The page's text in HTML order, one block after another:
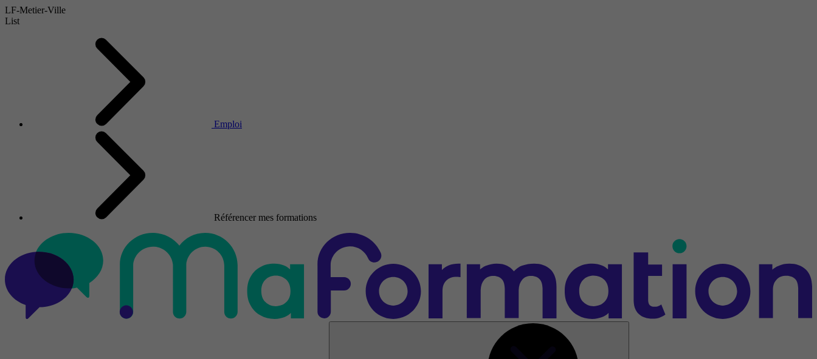
LF-Metier-Ville
List
Emploi
Référencer mes formations